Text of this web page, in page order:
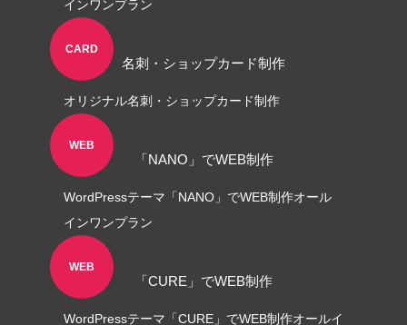
2021.04.07インワンプラン
CARD
名刺・ショップカード制作
オリジナル名刺・ショップカード制作
WEB
「NANO」でWEB制作
WordPressテーマ「NANO」でWEB制作オール
インワンプラン
WEB
「CURE」でWEB制作
WordPressテーマ「CURE」でWEB制作オールイ